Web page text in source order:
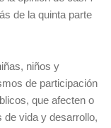
de la quinta parte
niños y
de participación
que afecten o
de vida y desarrollo,